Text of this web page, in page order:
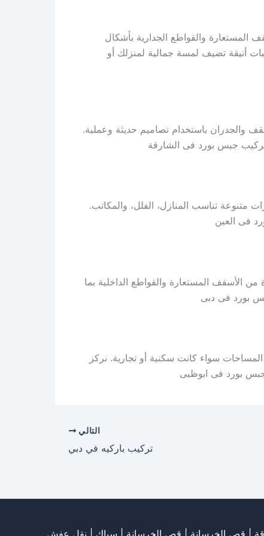
والقواطع الجدارية بأشكال
أنيقة تضيف لمسة جمالية لمنزلك أو
والجدران باستخدام تصاميم حديثة وعملية.
جبس بورد فى الشارقة
تناسب المنازل، الفلل، والمكاتب.
فى العين
الأسقف المستعارة والقواطع الداخلية بما
بورد فى دبى
سواء كانت سكنية أو تجارية. نركز
جبس بورد فى ابوظبى
التالي
تركيب باركيه في دبي
قص الخرسانة | قص الخرسانة | سباك نقل عفش